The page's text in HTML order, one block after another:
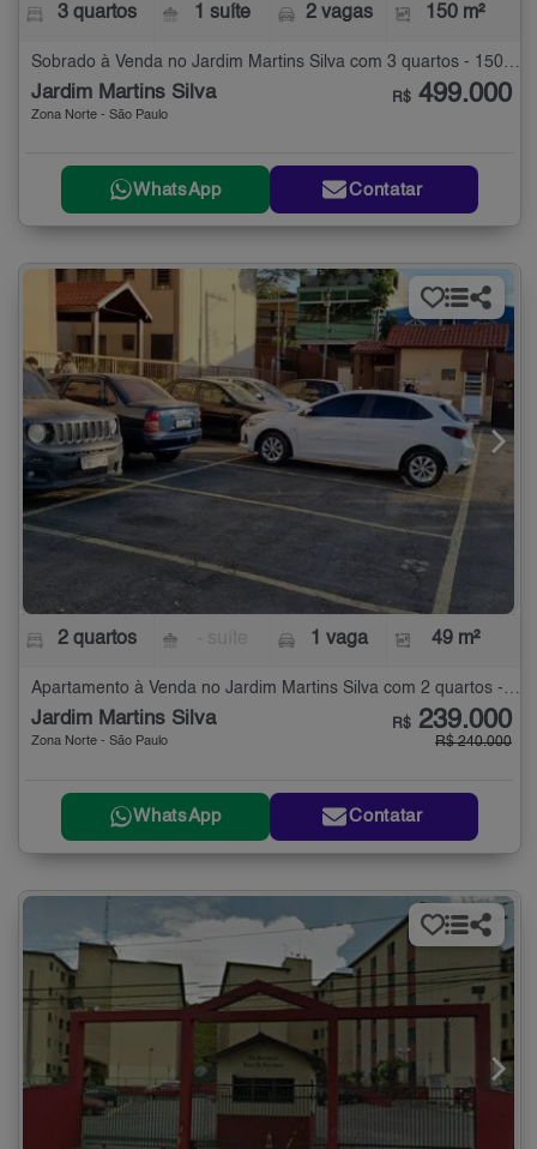
3 quartos 1 suíte 2 vagas 150 m²
Sobrado à Venda no Jardim Martins Silva com 3 quartos - 150 m²
Jardim Martins Silva
Zona Norte - São Paulo
R$ 499.000
WhatsApp Contatar
2 quartos 1 vaga 49 m²
Apartamento à Venda no Jardim Martins Silva com 2 quartos - 49 m²
Jardim Martins Silva
Zona Norte - São Paulo
R$ 239.000
R$ 240.000
WhatsApp Contatar